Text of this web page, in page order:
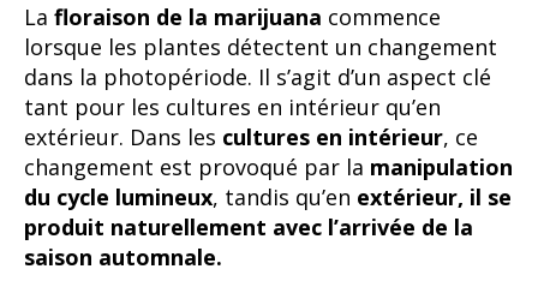
La floraison de la marijuana commence
lorsque les plantes détectent un changement
dans la photopériode. Il s’agit d’un aspect clé
tant pour les cultures en intérieur qu’en
extérieur. Dans les cultures en intérieur, ce
changement est provoqué par la manipulation
du cycle lumineux, tandis qu’en extérieur, il se
produit naturellement avec l’arrivée de la
saison automnale.